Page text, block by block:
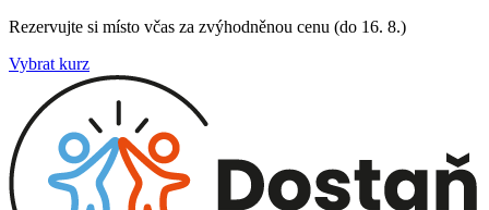
Rezervujte si místo včas za zvýhodněnou cenu (do 16. 8.)
Vybrat kurz